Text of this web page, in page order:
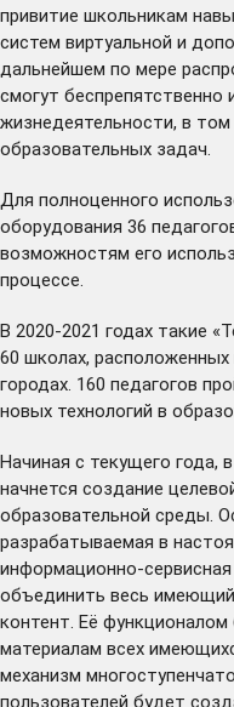
привитие школьникам
систем виртуальной и
дальнейшем по мере
смогут беспрепятственно
жизнедеятельности, в
образовательных задач.
Для полноценного
оборудования 36
возможностям его
процессе.
В 2020-2021 годах такие
60 школах,
городах. 160 педагогов
новых технологий в
Начиная с текущего года,
начнется создание
образовательной среды.
разрабатываемая в
информационно-
объединить весь
контент. Её
материалам всех
механизм
пользователей будет